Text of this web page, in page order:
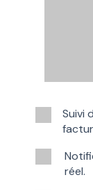
Suivi
réel.